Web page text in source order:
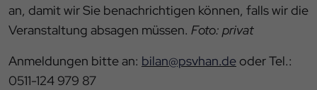
an, damit wir Sie benachrichtigen können, falls wir die
Veranstaltung absagen müssen. Foto: privat
Anmeldungen bitte an: bilan@psvhan.deoder Tel.:
0511-124 979 87